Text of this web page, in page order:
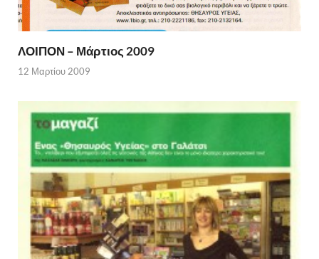
ΛΟΙΠΟΝ – Μάρτιος 2009
12 Μαρτίου 2009